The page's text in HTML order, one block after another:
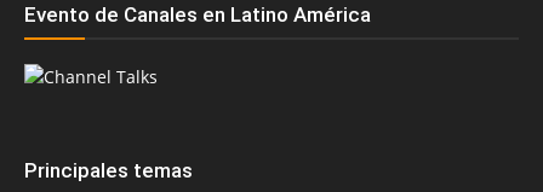
Evento de Canales en Latino América
Principales temas